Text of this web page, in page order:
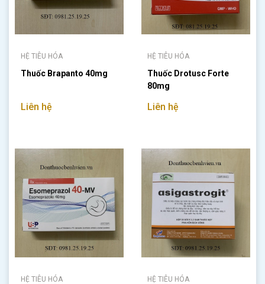
HỆ TIÊU HÓA
Thuốc Brapanto 40mg
Liên hệ
HỆ TIÊU HÓA
Thuốc Drotusc Forte
80mg
Liên hệ
HỆ TIÊU HÓA HỆ TIÊU HÓA